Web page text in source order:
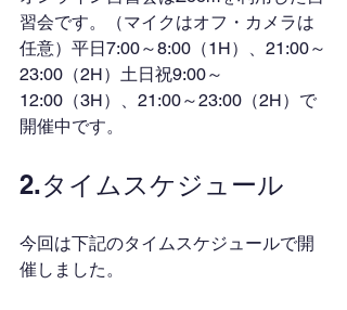
習会です。（マイクはオフ・カメラは
任意）平日7:00～8:00（1H）、21:00～
23:00（2H）土日祝9:00～
12:00（3H）、21:00～23:00（2H）で
開催中です。
2.タイムスケジュール
今回は下記のタイムスケジュールで開
催しました。